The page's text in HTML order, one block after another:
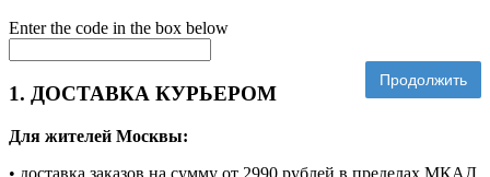
Enter the code in the box below
Продолжить
1. ДОСТАВКА КУРЬЕРОМ
Для жителей Москвы:
• доставка заказов на сумму от 2990 рублей в пределах МКАД